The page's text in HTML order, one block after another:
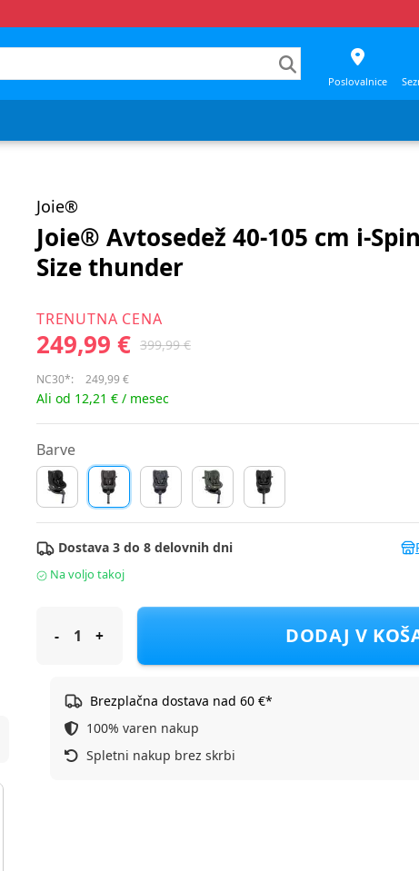
Poslovalnice
Joie®
Joie® Avtosedež 40-105 cm i-
Size thunder
TRENUTNA CENA
249,99 € 399,99 €
NC30*: 249,99 €
Ali od 12,21 € / mesec
Barve
Dostava 3 do 8 delovnih dni
Na voljo takoj
Joie® Avtosedež 40-105 cm i-Spin 360 i-Size thunder
DODAJ V
Brezplačna dostava nad 60 €*
100% varen nakup
Spletni nakup brez skrbi